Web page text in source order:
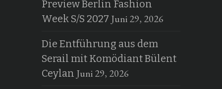
Preview Berlin Fashion
Week S/S 2027 Juni 29, 2026
Die Entführung aus dem
Serail mit Komödiant Bülent
Ceylan Juni 29, 2026